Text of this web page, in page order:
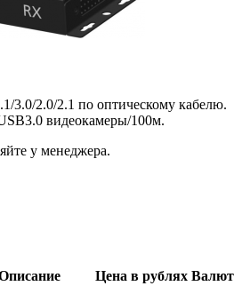
3.0/2.0/2.1 по оптическому кабелю.
видеокамеры/100м.
у менеджера.
Цена в рублях